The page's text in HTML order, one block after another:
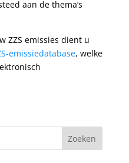
aan de thema’s
ZZS emissies dient u
emissiedatabase, welke
Zoeken